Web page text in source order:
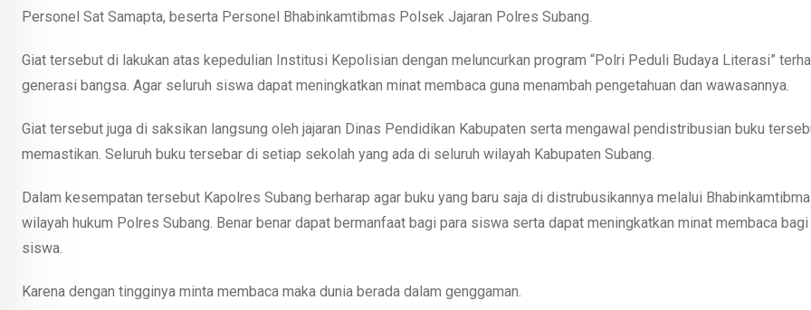
Personel Sat Samapta, beserta Personel Bhabinkamtibmas Polsek Jajaran Polres Subang.
Giat tersebut di lakukan atas kepedulian Institusi Kepolisian dengan meluncurkan program “Polri Peduli Budaya Literasi”
generasi bangsa. Agar seluruh siswa dapat meningkatkan minat membaca guna menambah pengetahuan dan wawasannya.
Giat tersebut juga di saksikan langsung oleh jajaran Dinas Pendidikan Kabupaten serta mengawal pendistribusian buku
memastikan. Seluruh buku tersebar di setiap sekolah yang ada di seluruh wilayah Kabupaten Subang.
Dalam kesempatan tersebut Kapolres Subang berharap agar buku yang baru saja di distrubusikannya melalui
wilayah hukum Polres Subang. Benar benar dapat bermanfaat bagi para siswa serta dapat meningkatkan minat membaca
siswa.
Karena dengan tingginya minta membaca maka dunia berada dalam genggaman.